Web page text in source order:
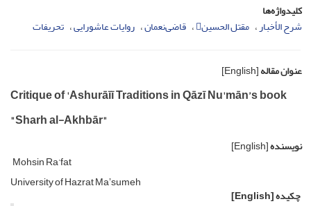
کلیدواژه‌ها
شرح الأخبار مقتل الحسین قاضی‌نعمان روایات عاشورایی تحریفات
عنوان مقاله[English]
Critique of 'Ashurāīī Traditions in Qāzī Nu'mān’s book
"Sharh al-Akhbār"
نویسنده[English]
Mohsin Ra’fat
University of Hazrat Maʼsumeh
چکیده[English]